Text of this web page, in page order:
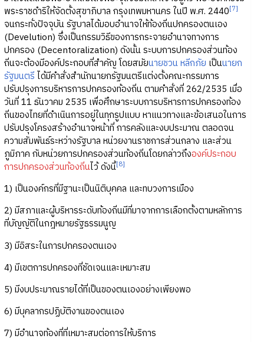
พระราชดำริให้จัดตั้งสุขาภิบาล กรุงเทพมหานคร ในปี พ.ศ. 2440[7]
จนกระทั่งปัจจุบัน รัฐบาลได้มอบอำนาจให้ท้องถิ่นปกครองตนเอง
(Develution) ซึ่งเป็นกรรมวิธีของการกระจายอำนาจทางการ
ปกครอง (Decentoralization) ดังนั้น ระบบการปกครองส่วนท้อง
ถิ่นจะต้องมีองค์ประกอบที่สำคัญ โดยสมัยนายชวน หลีกภัย เป็นนายก
รัฐมนตรี ได้มีคำสั่งสำนักนายกรัฐมนตรีแต่งตั้งคณะกรรมการ
ปรับปรุงการบริหารการปกครองท้องถิ่น ตามคำสั่งที่ 262/2535 เมื่อ
วันที่ 11 ธันวาคม 2535 เพื่อศึกษาระบบการบริหารการปกครองท้อง
ถิ่นของไทยที่ดำเนินการอยู่ในทุกรูปแบบ หาแนวทางและข้อเสนอในการ
ปรับปรุงโครงสร้างอำนาจหน้าที่ การคลังและงบประมาณ ตลอดจน
ความสัมพันธ์ระหว่างรัฐบาล หน่วยงานราชการส่วนกลาง และส่วน
ภูมิภาค กับหน่วยการปกครองส่วนท้องถิ่นโดยกล่าวถึงองค์ประกอบ
การปกครองส่วนท้องถิ่นไว้ ดังนี้[8]
1) เป็นองค์กรที่มีฐานะเป็นนิติบุคคล และทบวงการเมือง
2) มีสภาและผู้บริหารระดับท้องถิ่นมีที่มาจากการเลือกตั้งตามหลักการ
ที่บัญญัติในกฎหมายรัฐธรรมนูญ
3) มีอิสระในการปกครองตนเอง
4) มีเขตการปกครองที่ชัดเจนและเหมาะสม
5) มีงบประมาณรายได้ที่เป็นของตนเองอย่างเพียงพอ
6) มีบุคลากรปฏิบัติงานของตนเอง
7) มีอำนาจท้องที่ที่เหมาะสมต่อการให้บริการ